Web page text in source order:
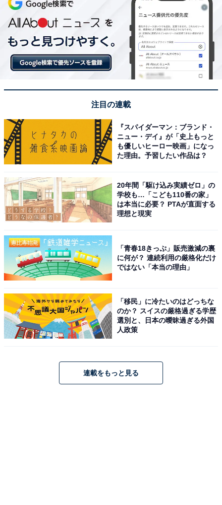
注目の連載
『スパイダーマン：ブランド・
ニュー・デイ』が「史上もっと
も優しいヒーロー映画」になっ
た理由。予習したい作品は？
20年間「駆け込み実績ゼロ」の
学校も…「こども110番の家」
は本当に必要？ PTAが直面する
理想と現実
「青春18きっぷ」販売激減の裏
に何が？ 連続利用の厳格化だけ
ではない「本当の理由」
「移民」に冷たいのはどっちな
のか？ スイスの厳格過ぎる学歴
選別と、日本の曖昧過ぎる外国
人政策
連載をもっと見る